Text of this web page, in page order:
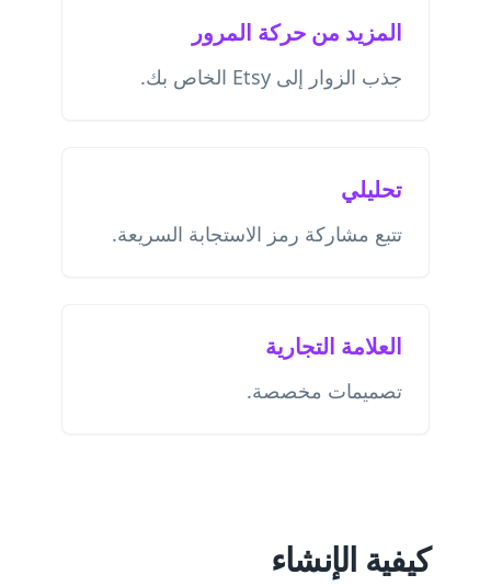
المزيد من حركة المرور
جذب الزوار إلى Etsy الخاص بك.
تحليلي
تتبع مشاركة رمز الاستجابة السريعة.
العلامة التجارية
تصميمات مخصصة.
كيفية الإنشاء